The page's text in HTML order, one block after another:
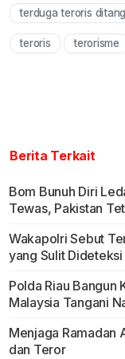
terduga teroris
teroris terorisme
Berita Terkait
Bom Bunuh Diri
Tewas, Pakistan
Wakapolri Sebut
yang Sulit Dideteksi
Polda Riau Bangun
Malaysia Tangani
Menjaga Ramadan
dan Teror